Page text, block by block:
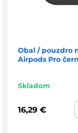
konektoru
Obal / pouzdro
Airpods Pro
Skladom
16,29 €